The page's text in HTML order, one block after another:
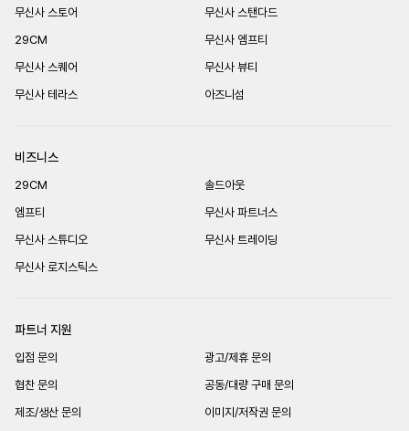
무신사 스토어
무신사 스탠다드
29CM
무신사 엠프티
무신사 스퀘어
무신사 뷰티
무신사 테라스
아즈니섬
비즈니스
29CM
솔드아웃
엠프티
무신사 파트너스
무신사 스튜디오
무신사 트레이딩
무신사 로지스틱스
파트너 지원
입점 문의
광고/제휴 문의
협찬 문의
공동/대량 구매 문의
제조/생산 문의
이미지/저작권 문의